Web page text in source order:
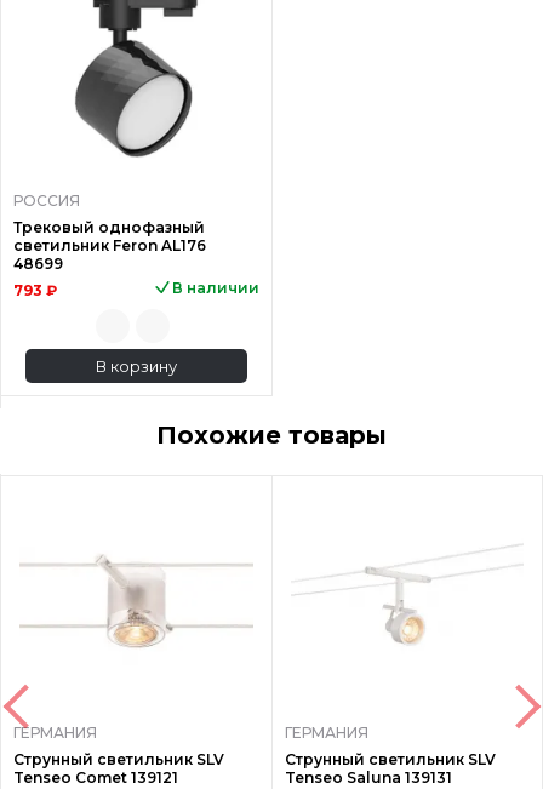
РОССИЯ
Трековый однофазный
светильник Feron AL176
48699
793 ₽
В наличии
В корзину
Похожие товары
ГЕРМАНИЯ
Струнный светильник SLV
Tenseo Comet 139121
ГЕРМАНИЯ
Струнный светильник SLV
Tenseo Saluna 139131